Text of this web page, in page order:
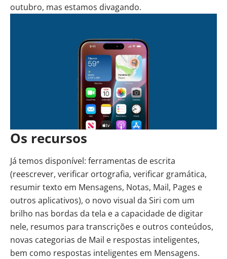
outubro, mas estamos divagando.
Os recursos
Já temos disponível: ferramentas de escrita
(reescrever, verificar ortografia, verificar gramática,
resumir texto em Mensagens, Notas, Mail, Pages e
outros aplicativos), o novo visual da Siri com um
brilho nas bordas da tela e a capacidade de digitar
nele, resumos para transcrições e outros conteúdos,
novas categorias de Mail e respostas inteligentes,
bem como respostas inteligentes em Mensagens.